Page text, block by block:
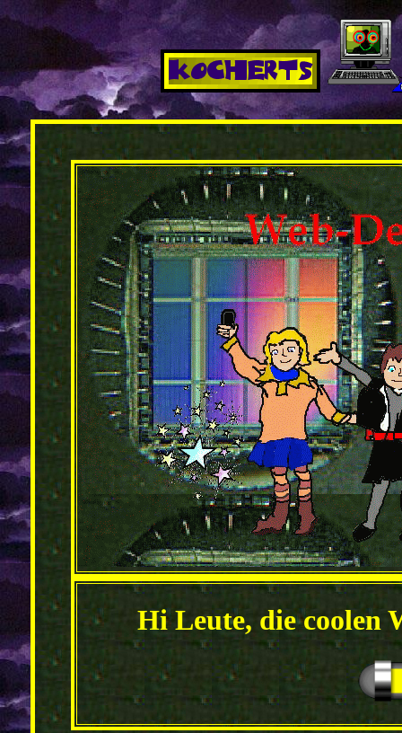
Hi Leute, die coolen